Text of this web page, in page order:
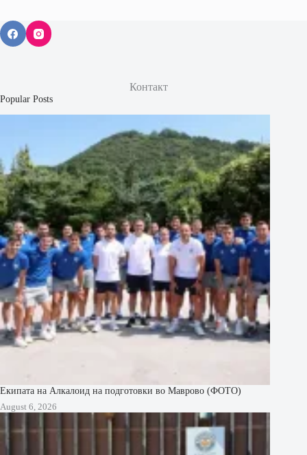
Контакт
Popular Posts
Екипата на Алкалоид на подготовки во Маврово (ФОТО)
August 6, 2026